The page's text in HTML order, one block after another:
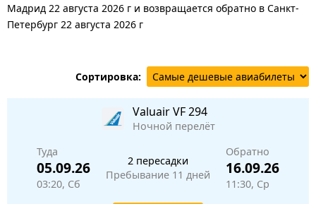
Мадрид 22 августа 2026 г и возвращается обратно в Санкт-
Петербург 22 августа 2026 г
Сортировка:
ValuairVF 294
Ночной перелёт
Туда
05.09.26
03:20, Сб
2 пересадки
Пребывание 11 дней
Обратно
16.09.26
11:30, Ср